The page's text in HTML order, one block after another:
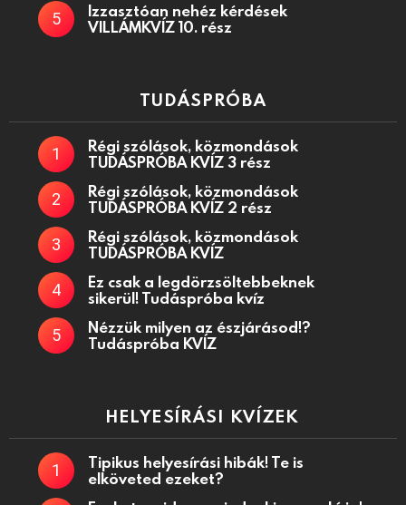
Izzasztóan nehéz kérdések
VILLÁMKVÍZ 10. rész
TUDÁSPRÓBA
Régi szólások, közmondások
TUDÁSPRÓBA KVÍZ 3 rész
Régi szólások, közmondások
TUDÁSPRÓBA KVÍZ 2 rész
Régi szólások, közmondások
TUDÁSPRÓBA KVÍZ
Ez csak a legdörzsöltebbeknek
sikerül! Tudáspróba kvíz
Nézzük milyen az észjárásod!?
Tudáspróba KVÍZ
HELYESÍRÁSI KVÍZEK
Tipikus helyesírási hibák! Te is
elköveted ezeket?